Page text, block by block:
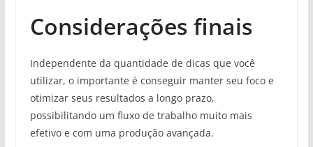
Considerações finais
Independente da quantidade de dicas que você
utilizar, o importante é conseguir manter seu foco e
otimizar seus resultados a longo prazo,
possibilitando um fluxo de trabalho muito mais
efetivo e com uma produção avançada.